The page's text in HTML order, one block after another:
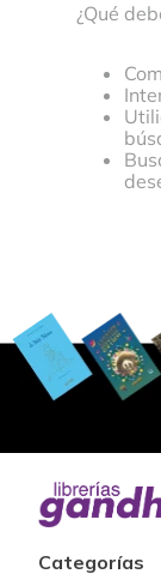
¿Qué
Categorías